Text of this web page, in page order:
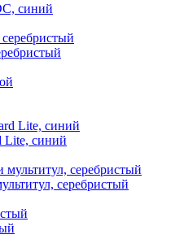
синий
Lite, синий
серебристый